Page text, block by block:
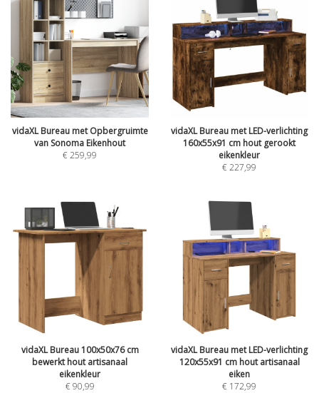
vidaXL Bureau met Opbergruimte
van Sonoma Eikenhout
€259,99
vidaXL Bureau met LED-verlichting
160x55x91 cm hout gerookt
eikenkleur
€227,99
vidaXL Bureau 100x50x76 cm
bewerkt hout artisanaal
eikenkleur
€90,99
vidaXL Bureau met LED-verlichting
120x55x91 cm hout artisanaal
eiken
€ 172,99